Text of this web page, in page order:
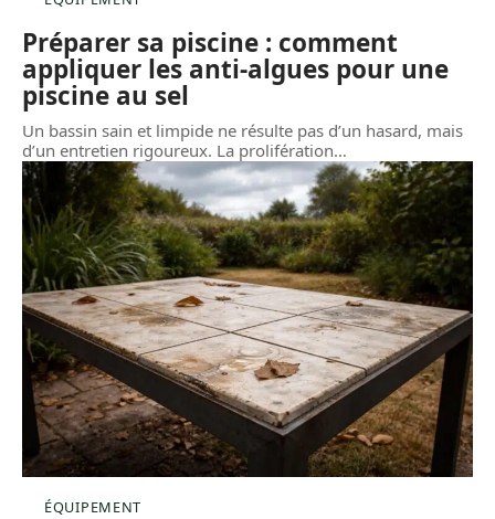
Préparer sa piscine : comment
appliquer les anti-algues pour une
piscine au sel
Un bassin sain et limpide ne résulte pas d’un hasard, mais
d’un entretien rigoureux. La prolifération…
ÉQUIPEMENT